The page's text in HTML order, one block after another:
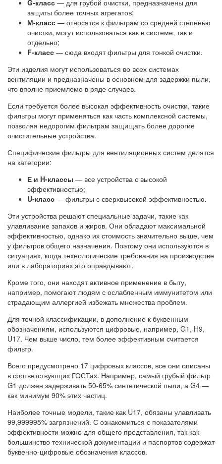
G-класс — для грубой очистки, предназначены для
защиты более точных агрегатов;
М-класс — относятся к фильтрам со средней степенью
очистки, могут использоваться как в системе, так и
отдельно;
F-класс — сюда входят фильтры для тонкой очистки.
Эти изделия могут использоваться во всех системах
вентиляции и предназначены в основном для задержки пыли,
что вполне приемлемо в ряде случаев.
Если требуется более высокая эффективность очистки, такие
фильтры могут применяться как часть комплексной системы,
позволяя недорогим фильтрам защищать более дорогие
очистительные устройства.
Специфические фильтры для вентиляционных систем делятся
на категории:
Е и H-классы — все устройства с высокой
эффективностью;
U-класс — фильтры с сверхвысокой эффективностью.
Эти устройства решают специальные задачи, такие как
улавливание запахов и жиров. Они обладают максимальной
эффективностью, однако их стоимость значительно выше, чем
у фильтров общего назначения. Поэтому они используются в
ситуациях, когда технологические требования на производстве
или в лабораториях это оправдывают.
Кроме того, они находят активное применение в быту,
например, помогают людям с ослабленным иммунитетом или
страдающим аллергией избежать множества проблем.
Для точной классификации, в дополнение к буквенным
обозначениям, используются цифровые, например, G1, H9,
U17. Чем выше число, тем более эффективным считается
фильтр.
Всего предусмотрено 17 цифровых классов, все они описаны
в соответствующих ГОСТах. Например, самый грубый фильтр
G1 должен задерживать 50-65% синтетической пыли, а G4 —
как минимум 90% этих частиц.
Наиболее точные модели, такие как U17, обязаны улавливать
99,999995% загрязнений. С ознакомиться с показателями
эффективности можно для общего представления, так как
большинство технической документации и паспортов содержат
буквенно-цифровые обозначения классов.